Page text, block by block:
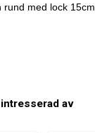
rund med lock 15cm
av